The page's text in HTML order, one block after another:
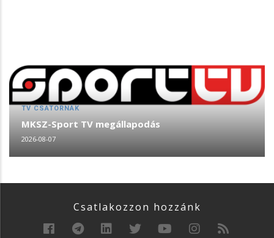
TV CSATORNÁK
MKSZ-Sport TV megállapodás
2026-08-07
Csatlakozzon hozzánk